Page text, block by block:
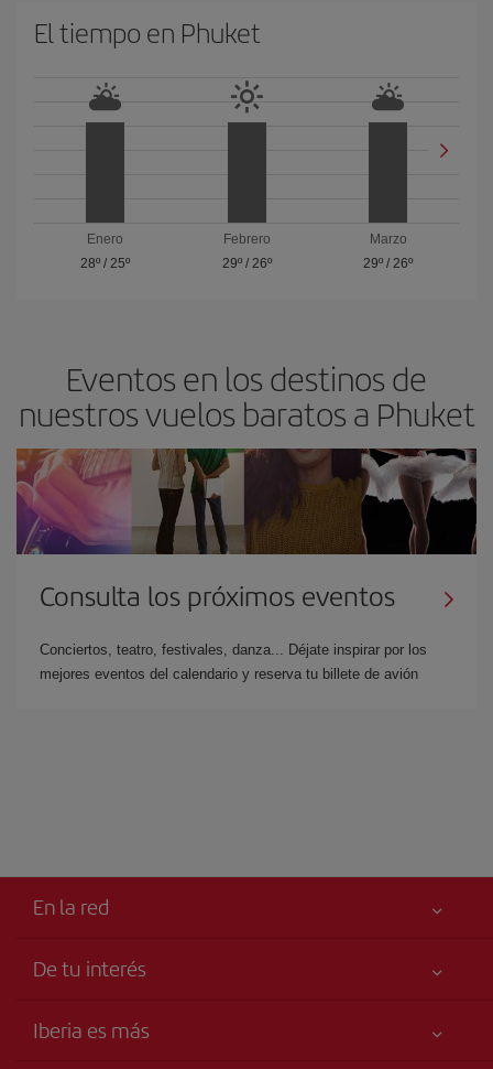
El tiempo en Phuket
Enero
28º/ 25º
Febrero
29º/ 26º
Marzo
29º /26º
Eventos en los destinos de
nuestros vuelos baratos a Phuket
Consulta los próximos eventos
Conciertos, teatro, festivales, danza... Déjate inspirar por los
mejores eventos del calendario y reserva tu billete de avión
En la red
De tu interés
Accesibilidad
Iberia es más